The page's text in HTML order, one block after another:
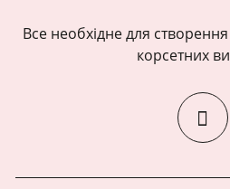
Все необхідне для
корсетних